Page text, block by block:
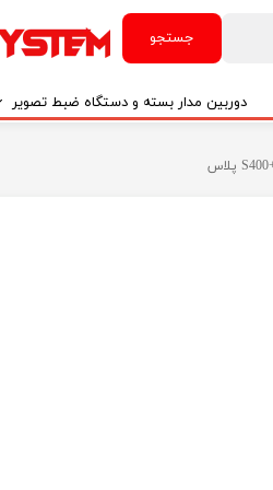
جستجو
دوربین مدار بسته و دستگاه ضبط تصویر